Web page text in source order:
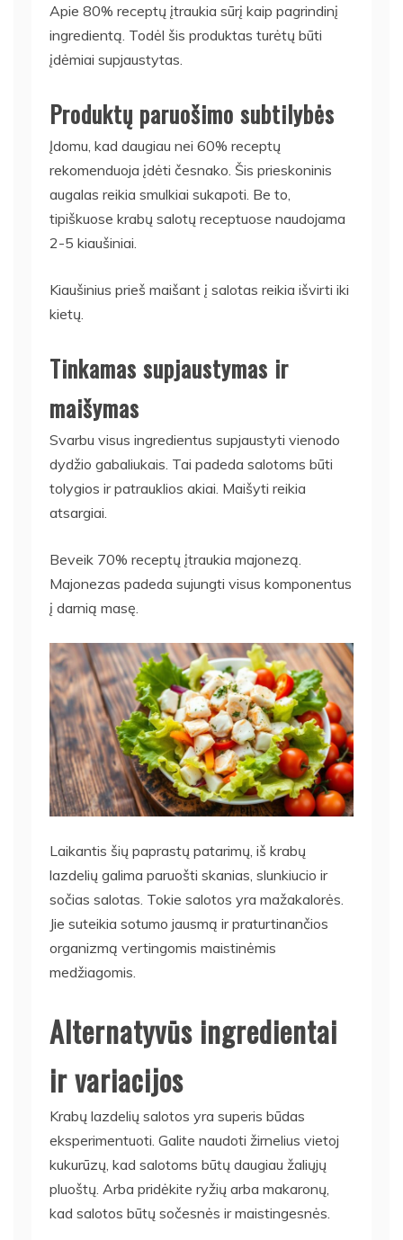
Apie 80% receptų įtraukia sūrį kaip pagrindinį
ingredientą. Todėl šis produktas turėtų būti
įdėmiai supjaustytas.
Produktų paruošimo subtilybės
Įdomu, kad daugiau nei 60% receptų
rekomenduoja įdėti česnako. Šis prieskoninis
augalas reikia smulkiai sukapoti. Be to,
tipiškuose krabų salotų receptuose naudojama
2-5 kiaušiniai.
Kiaušinius prieš maišant į salotas reikia išvirti iki
kietų.
Tinkamas supjaustymas ir
maišymas
Svarbu visus ingredientus supjaustyti vienodo
dydžio gabaliukais. Tai padeda salotoms būti
tolygios ir patrauklios akiai. Maišyti reikia
atsargiai.
Beveik 70% receptų įtraukia majonezą.
Majonezas padeda sujungti visus komponentus
į darnią masę.
Laikantis šių paprastų patarimų, iš krabų
lazdelių galima paruošti skanias, slunkiucio ir
sočias salotas. Tokie salotos yra mažakalorės.
Jie suteikia sotumo jausmą ir praturtinančios
organizmą vertingomis maistinėmis
medžiagomis.
Alternatyvūs ingredientai
ir variacijos
Krabų lazdelių salotos yra superis būdas
eksperimentuoti. Galite naudoti žirnelius vietoj
kukurūzų, kad salotoms būtų daugiau žaliųjų
pluoštų. Arba pridėkite ryžių arba makaronų,
kad salotos būtų sočesnės ir maistingesnės.